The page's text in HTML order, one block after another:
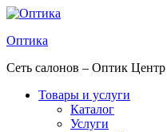
Оптика
Сеть салонов – Оптик Центр
Товары и услуги
Каталог
Услуги